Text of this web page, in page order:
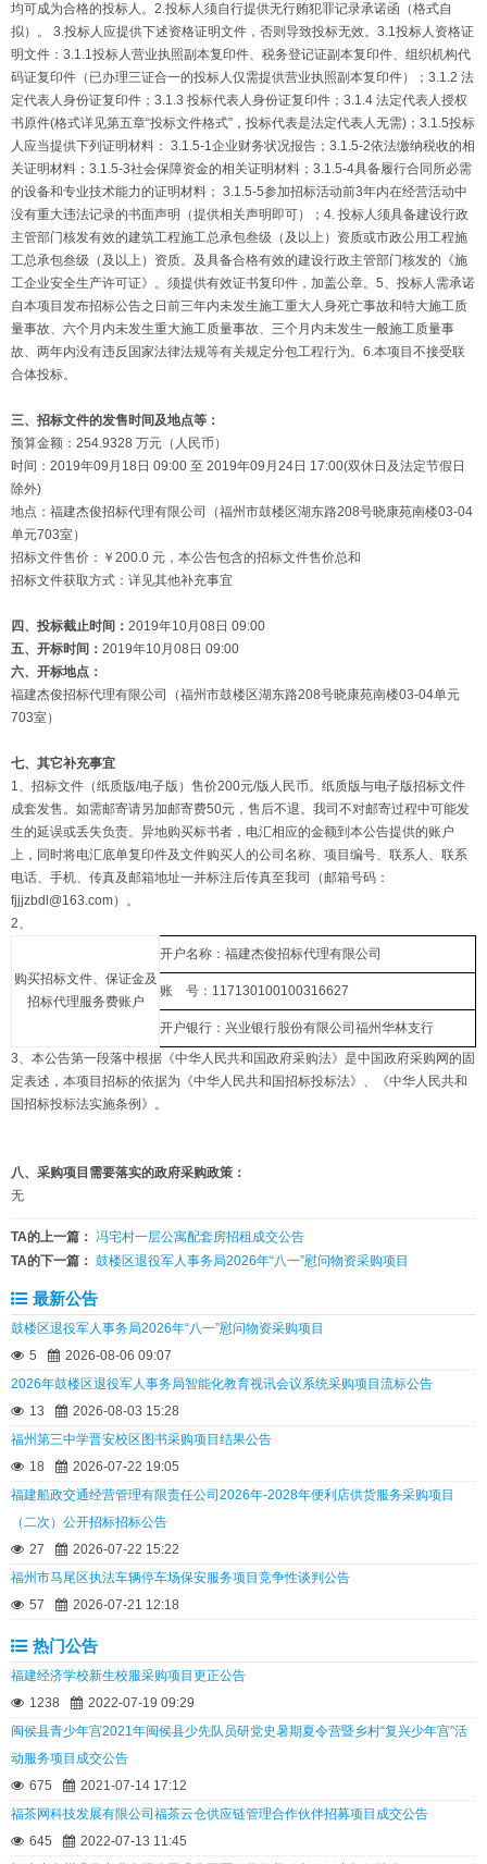
均可成为合格的投标人。2.投标人须自行提供无行贿犯罪记录承诺函（格式自
拟）。 3.投标人应提供下述资格证明文件，否则导致投标无效。3.1投标人资格证
明文件：3.1.1投标人营业执照副本复印件、税务登记证副本复印件、组织机构代
码证复印件（已办理三证合一的投标人仅需提供营业执照副本复印件）；3.1.2 法
定代表人身份证复印件；3.1.3 投标代表人身份证复印件；3.1.4 法定代表人授权
书原件(格式详见第五章“投标文件格式”，投标代表是法定代表人无需)；3.1.5投标
人应当提供下列证明材料： 3.1.5-1企业财务状况报告；3.1.5-2依法缴纳税收的相
关证明材料；3.1.5-3社会保障资金的相关证明材料；3.1.5-4具备履行合同所必需
的设备和专业技术能力的证明材料； 3.1.5-5参加招标活动前3年内在经营活动中
没有重大违法记录的书面声明（提供相关声明即可）；4. 投标人须具备建设行政
主管部门核发有效的建筑工程施工总承包叁级（及以上）资质或市政公用工程施
工总承包叁级（及以上）资质。及具备合格有效的建设行政主管部门核发的《施
工企业安全生产许可证》。须提供有效证书复印件，加盖公章。5、投标人需承诺
自本项目发布招标公告之日前三年内未发生施工重大人身死亡事故和特大施工质
量事故、六个月内未发生重大施工质量事故、三个月内未发生一般施工质量事
故、两年内没有违反国家法律法规等有关规定分包工程行为。6.本项目不接受联
合体投标。
三、招标文件的发售时间及地点等：
预算金额：254.9328 万元（人民币）
时间：2019年09月18日 09:00 至 2019年09月24日 17:00(双休日及法定节假日
除外)
地点：福建杰俊招标代理有限公司（福州市鼓楼区湖东路208号晓康苑南楼03-04
单元703室）
招标文件售价：￥200.0 元，本公告包含的招标文件售价总和
招标文件获取方式：详见其他补充事宜
四、投标截止时间： 2019年10月08日 09:00
五、开标时间： 2019年10月08日 09:00
六、开标地点：
福建杰俊招标代理有限公司（福州市鼓楼区湖东路208号晓康苑南楼03-04单元
703室）
七、其它补充事宜
1、招标文件（纸质版/电子版）售价200元/版人民币。纸质版与电子版招标文件
成套发售。如需邮寄请另加邮寄费50元，售后不退。我司不对邮寄过程中可能发
生的延误或丢失负责。异地购买标书者，电汇相应的金额到本公告提供的账户
上，同时将电汇底单复印件及文件购买人的公司名称、项目编号、联系人、联系
电话、手机、传真及邮箱地址一并标注后传真至我司（邮箱号码：
fjjjzbdl@163.com）。
2、
购买招标文件、保证金及
招标代理服务费账户
开户名称：福建杰俊招标代理有限公司
账 号：117130100100316627
开户银行：兴业银行股份有限公司福州华林支行
3、本公告第一段落中根据《中华人民共和国政府采购法》是中国政府采购网的固
定表述，本项目招标的依据为《中华人民共和国招标投标法》、《中华人民共和
国招标投标法实施条例》。
八、采购项目需要落实的政府采购政策：
无
TA的上一篇： 冯宅村一层公寓配套房招租成交公告
TA的下一篇： 鼓楼区退役军人事务局2026年“八一”慰问物资采购项目
最新公告
鼓楼区退役军人事务局2026年“八一”慰问物资采购项目
5
2026-08-06 09:07
2026年鼓楼区退役军人事务局智能化教育视讯会议系统采购项目流标公告
13
2026-08-03 15:28
福州第三中学晋安校区图书采购项目结果公告
18
2026-07-22 19:05
福建船政交通经营管理有限责任公司2026年-2028年便利店供货服务采购项目
（二次）公开招标招标公告
27
2026-07-22 15:22
福州市马尾区执法车辆停车场保安服务项目竞争性谈判公告
57
2026-07-21 12:18
热门公告
福建经济学校新生校服采购项目更正公告
1238
2022-07-19 09:29
闽侯县青少年宫2021年闽侯县少先队员研党史暑期夏令营暨乡村“复兴少年宫”活
动服务项目成交公告
675
2021-07-14 17:12
福茶网科技发展有限公司福茶云仓供应链管理合作伙伴招募项目成交公告
645
2022-07-13 11:45